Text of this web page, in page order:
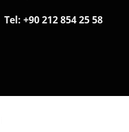
Tel: +90 212 854 25 58